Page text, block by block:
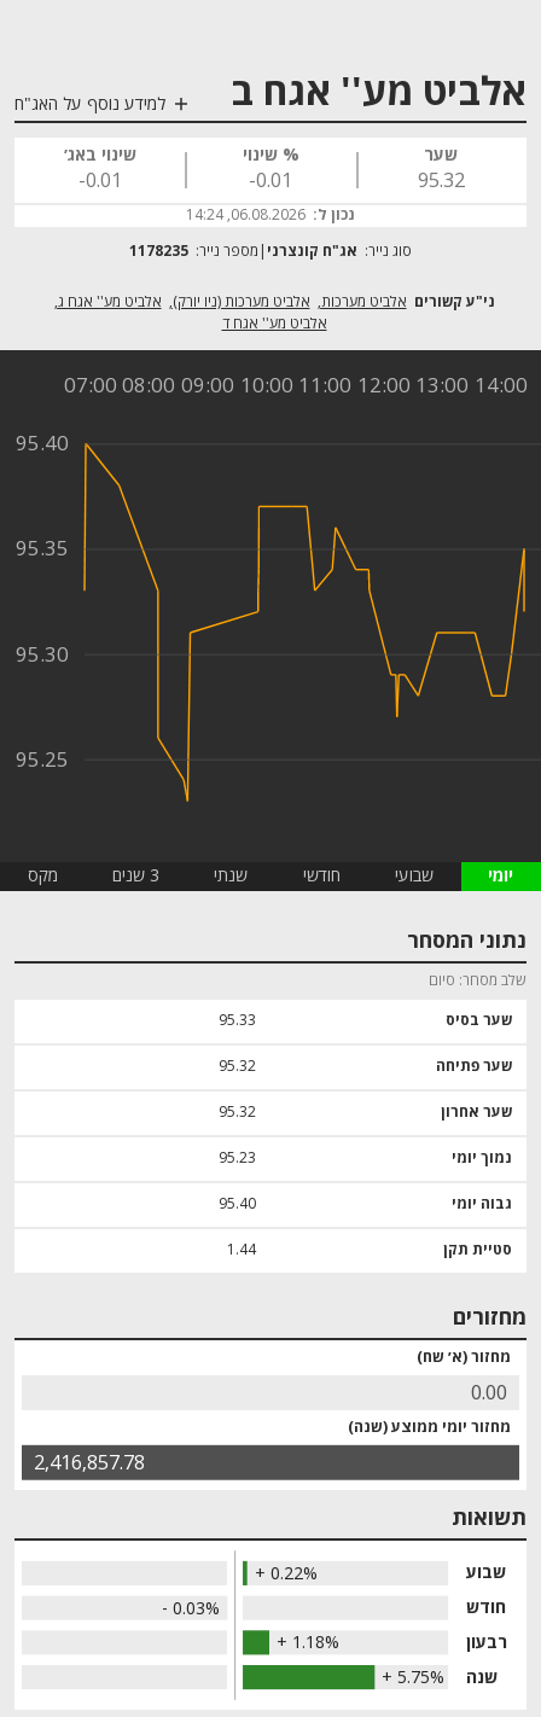
אלביט מע'' אגח ב למידע נוסף על האג"ח
שער
95.32
% שינוי
‎-0.01
שינוי באג׳
‎-0.01
נכון ל: 06.08.2026, 14:24
סוג נייר: אג"ח קונצרני מספר נייר: 1178235
אלביט מערכות אלביט מערכות (ניו יורק)
אלביט מע'' אגח ג
אלביט מע'' אגח ד
07:00 08:00 09:00 10:00 11:00 12:00 13:00 14:00
95.25
95.30
95.35
95.40
יומי שבועי חודשי שנתי 3 שנים מקס
נתוני המסחר
שלב מסחר סיום
שער בסיס 95.33
שער פתיחה 95.32
שער אחרון 95.32
נמוך יומי 95.23
גבוה יומי 95.40
סטיית תקן 1.44
מחזורים
0.00
2,416,857.78
מחזור יומי ממוצע (שנה)
מחזור (א׳ שח)
תשואות
+ 0.22%
- 0.03%
+ 1.18%
+ 5.75% שנה
רבעון
חודש
שבוע